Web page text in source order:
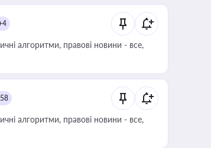
алгоритми, правові новини - все,
алгоритми, правові новини - все,